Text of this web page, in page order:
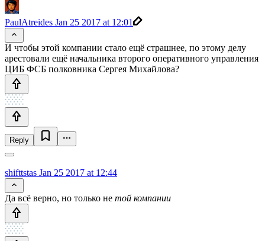
PaulAtreides Jan 25 2017 at 12:01
И чтобы этой компании стало ещё страшнее, по этому делу
арестовали ещё начальника второго оперативного управления
ЦИБ ФСБ полковника Сергея Михайлова?
Reply
shifttstas Jan 25 2017 at 12:44
Да всё верно, но только не той компании